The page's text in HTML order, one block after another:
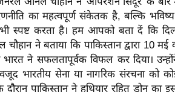
का महत्वपूर्ण संकेतक है, बल्कि भविष्य
स्पष्ट करता है। हम आपको बता दें कि
ने बताया कि पाकिस्तान द्वारा 10
ने सफलतापूर्वक विफल कर दिया।
भारतीय सेना या नागरिक संरचना को
पाकिस्तान ने हथियार रहित ड्रोन का